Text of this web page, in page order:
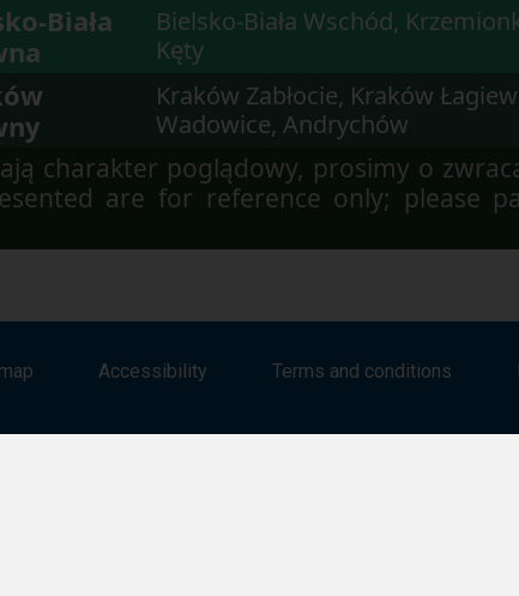
Biała
Bielsko-Biała Wschód,
Kęty
Kraków Zabłocie, Kraków
Wadowice, Andrychów
charakter poglądowy, prosimy o
are for reference only; please
Accessibility Terms and conditions